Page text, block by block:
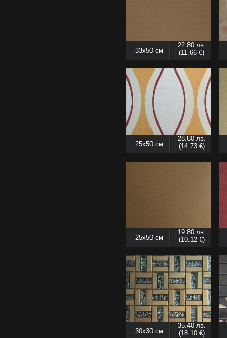
33x50 см
22.80 лв.
(11.66 €)
25x50 см
28.80 лв.
(14.73 €)
25x50 см
19.80 лв.
(10.12 €)
30x30 см
35.40 лв.
(18.10 €)